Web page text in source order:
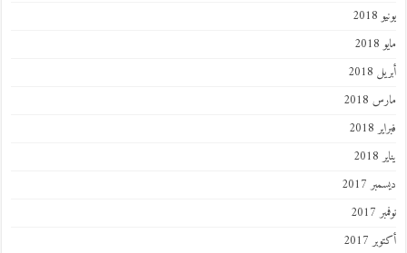
يونيو 2018
مايو 2018
أبريل 2018
مارس 2018
فبراير 2018
يناير 2018
ديسمبر 2017
نوفمبر 2017
أكتوبر 2017